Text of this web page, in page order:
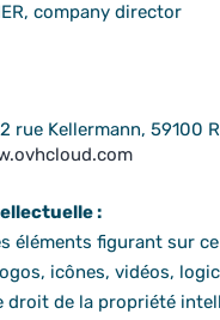
company director
rue Kellermann, 59100
:
éléments figurant sur
icônes, vidéos,
droit de la propriété